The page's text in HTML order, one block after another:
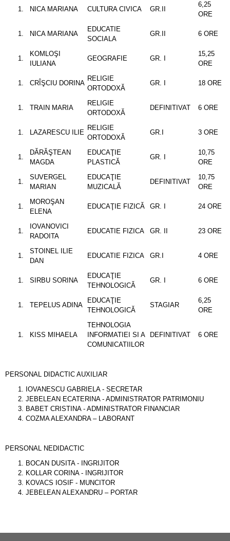
NICA MARIANA CULTURA CIVICA GR.II
6,25
ORE
NICA MARIANA
EDUCATIE
SOCIALA
GR.II 6 ORE
KOMLOŞI
IULIANA
GEOGRAFIE GR. I
15,25
ORE
CRÎŞCIU DORINA
RELIGIE
ORTODOXĂ
GR. I 18 ORE
TRAIN MARIA
RELIGIE
ORTODOXĂ
DEFINITIVAT 6 ORE
LAZARESCU ILIE
RELIGIE
ORTODOXĂ
GR.I 3 ORE
DĂRĂŞTEAN
MAGDA
EDUCAŢIE
PLASTICĂ
GR. I
10,75
ORE
SUVERGEL
MARIAN
EDUCAŢIE
MUZICALĂ
DEFINITIVAT
10,75
ORE
MOROŞAN
ELENA
EDUCAŢIE FIZICĂ GR. I 24 ORE
IOVANOVICI
RADOITA
EDUCATIE FIZICA GR. II 23 ORE
STOINEL ILIE
DAN
EDUCATIE FIZICA GR.I 4 ORE
SIRBU SORINA
EDUCAŢIE
TEHNOLOGICĂ
GR. I 6 ORE
TEPELUS ADINA
EDUCAŢIE
TEHNOLOGICĂ
STAGIAR
6,25
ORE
KISS MIHAELA
TEHNOLOGIA
INFORMATIEI SI A
COMUNICATIILOR
DEFINITIVAT 6 ORE
PERSONAL DIDACTIC AUXILIAR
IOVANESCU GABRIELA - SECRETAR
JEBELEAN ECATERINA - ADMINISTRATOR PATRIMONIU
BABET CRISTINA - ADMINISTRATOR FINANCIAR
COZMA ALEXANDRA – LABORANT
PERSONAL NEDIDACTIC
BOCAN DUSITA - INGRIJITOR
KOLLAR CORINA - INGRIJITOR
KOVACS IOSIF - MUNCITOR
JEBELEAN ALEXANDRU – PORTAR